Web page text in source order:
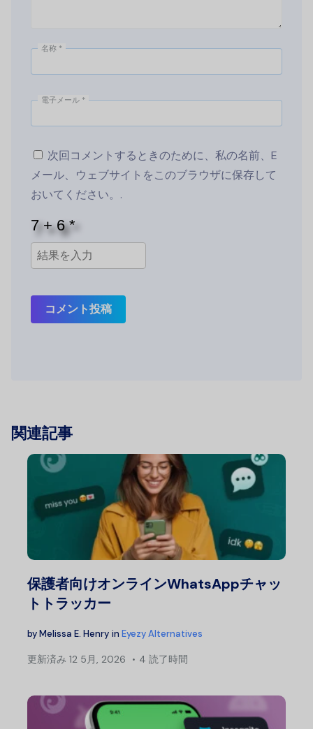
名称 *
電子メール *
次回コメントするときのために、私の名前、E
メール、ウェブサイトをこのブラウザに保存して
おいてください。.
コメント投稿
関連記事
保護者向けオンラインWhatsAppチャッ
トトラッカー
byMelissa E. Henry in Eyezy Alternatives
更新済み 12 5月, 2026 4 読了時間